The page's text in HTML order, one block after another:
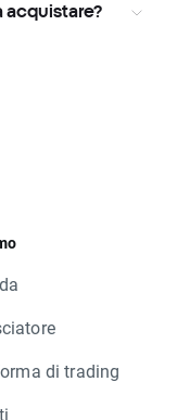
acquistare?
di trading